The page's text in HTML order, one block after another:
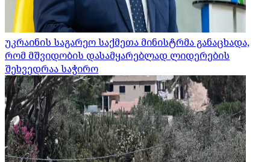
უკრაინის საგარეო საქმეთა მინისტრმა განაცხადა,
რომ მშვიდობის დასამყარებლად ლიდერების
შეხვედრაა საჭირო